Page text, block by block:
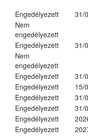
Engedélyezett
31/
Nem
engedélyezett
Engedélyezett
31/
Nem
engedélyezett
Engedélyezett
31/
Engedélyezett
15/
Engedélyezett
31/
Engedélyezett
31/
Engedélyezett
Engedélyezett